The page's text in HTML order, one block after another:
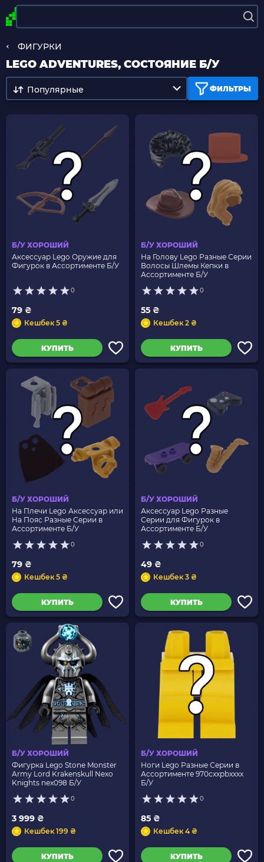
ФИГУРКИ
LEGO ADVENTURES, СОСТОЯНИЕ Б/У
ФИЛЬТРЫ
Популярные
Б/У ХОРОШИЙ
Аксессуар Lego Оружие для
Фигурок в Ассортименте Б/У
0
79 ₴
Кешбек 5 ₴
КУПИТЬ
Б/У ХОРОШИЙ
На Голову Lego Разные Серии
Волосы Шлемы Кепки в
Ассортименте Б/У
0
55 ₴
Кешбек 2 ₴
КУПИТЬ
Б/У ХОРОШИЙ
На Плечи Lego Аксессуар или
На Пояс Разные Серии в
Ассортименте Б/У
0
79 ₴
Кешбек 5 ₴
КУПИТЬ
Б/У ХОРОШИЙ
Аксессуар Lego Разные
Серии для Фигурок в
Ассортименте Б/У
0
49 ₴
Кешбек 3 ₴
КУПИТЬ
Б/У ХОРОШИЙ
Фигурка Lego Stone Monster
Army Lord Krakenskull Nexo
Knights nex098 Б/У
0
3 999 ₴
Кешбек 199 ₴
КУПИТЬ
Б/У ХОРОШИЙ
Ноги Lego Разные Серии в
Ассортименте 970cxxpbxxxx
Б/У
0
85 ₴
Кешбек 4 ₴
КУПИТЬ